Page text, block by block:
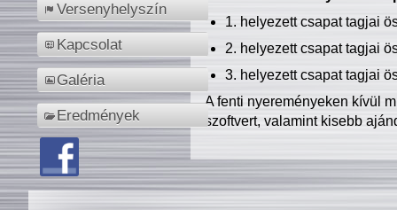
Versenyhelyszín
Kapcsolat
Galéria
Eredmények
1. helyezett csapat tagjai
2. helyezett csapat tagjai
3. helyezett csapat tagjai
A fenti nyereményeken kívül
szoftvert, valamint kisebb